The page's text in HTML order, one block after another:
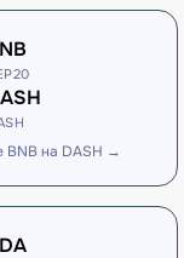
BNB на DASH →